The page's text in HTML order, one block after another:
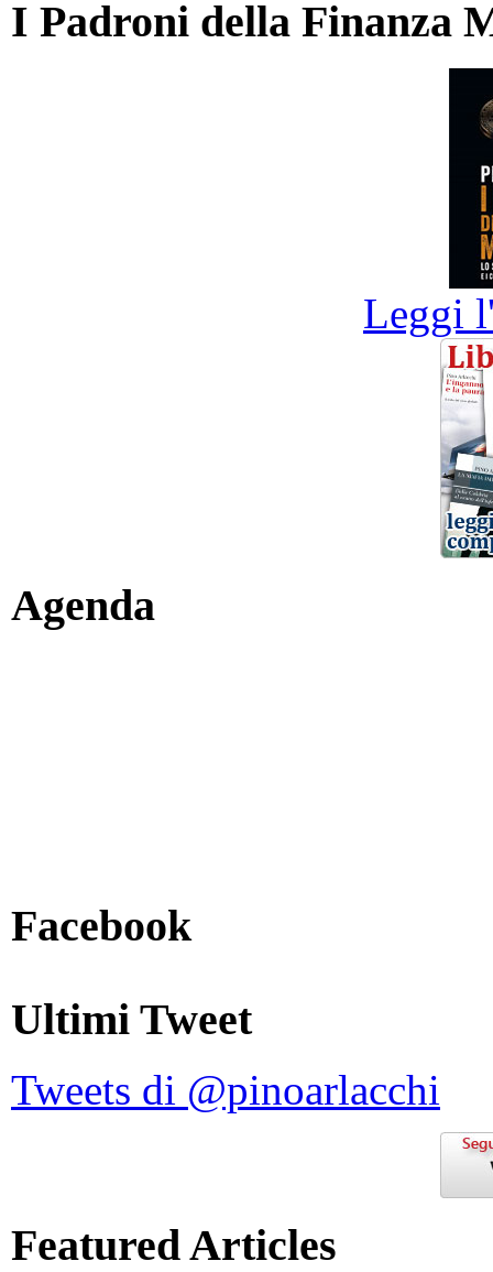
I Padroni della Finanza
Leggi
Agenda
Facebook
Ultimi Tweet
Tweets di @pinoarlacchi
Featured Articles